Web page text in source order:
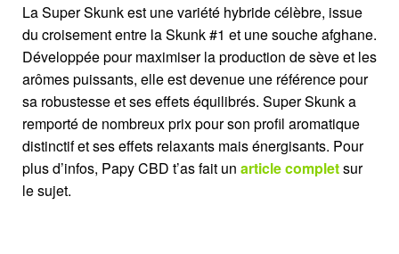
La Super Skunk est une variété hybride célèbre, issue
du croisement entre la Skunk #1 et une souche afghane.
Développée pour maximiser la production de sève et les
arômes puissants, elle est devenue une référence pour
sa robustesse et ses effets équilibrés. Super Skunk a
remporté de nombreux prix pour son profil aromatique
distinctif et ses effets relaxants mais énergisants. Pour
plus d’infos, Papy CBD t’as fait un article completsur
le sujet.